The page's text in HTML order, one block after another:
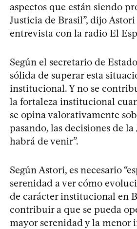
aspectos que están siendo
Justicia de Brasil”, dijo
entrevista con la radio El
Según el secretario de
sólida de superar esta
institucional. Y no se
la fortaleza institucional
se opina valorativamente
pasando, las decisiones de
habrá de venir”.
Según Astori, es necesario
serenidad a ver cómo
de carácter institucional en
contribuir a que se pueda
mayor serenidad y la menor